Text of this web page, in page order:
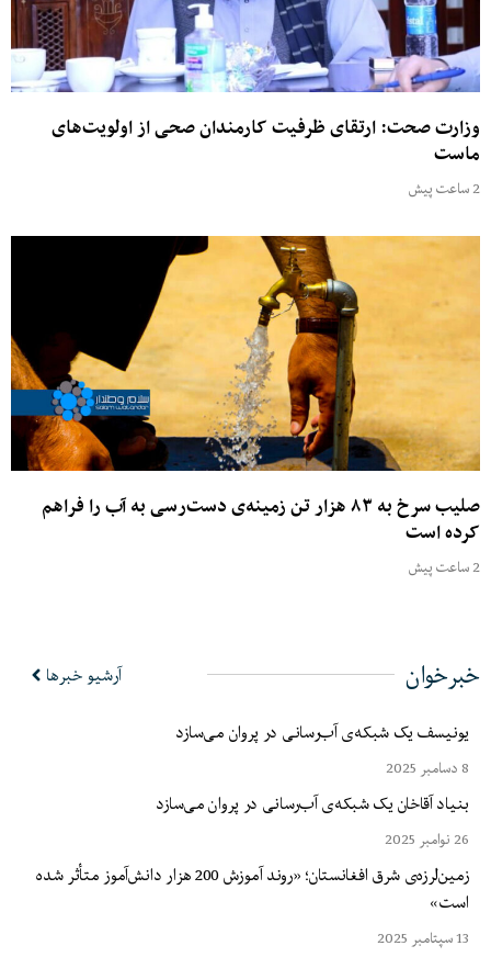
وزارت صحت: ارتقای ظرفیت کارمندان صحی از اولویت‌های
ماست
2 ساعت پیش
صلیب سرخ به ۸۳ هزار تن زمینه‌ی دست‌رسی به آب را فراهم
کرده است
2 ساعت پیش
خبرخوان
آرشیو خبرها
یونیسف یک شبکه‌ی آب‌رسانی در پروان می‌سازد
8 دسامبر 2025
بنیاد آقاخان یک شبکه‌ی آب‌رسانی در پروان می‌سازد
26 نوامبر 2025
زمین‌لرزه‌ی شرق افغانستان؛ «روند آموزش 200 هزار دانش‌آموز متأثر شده
است»
13 سپتامبر 2025